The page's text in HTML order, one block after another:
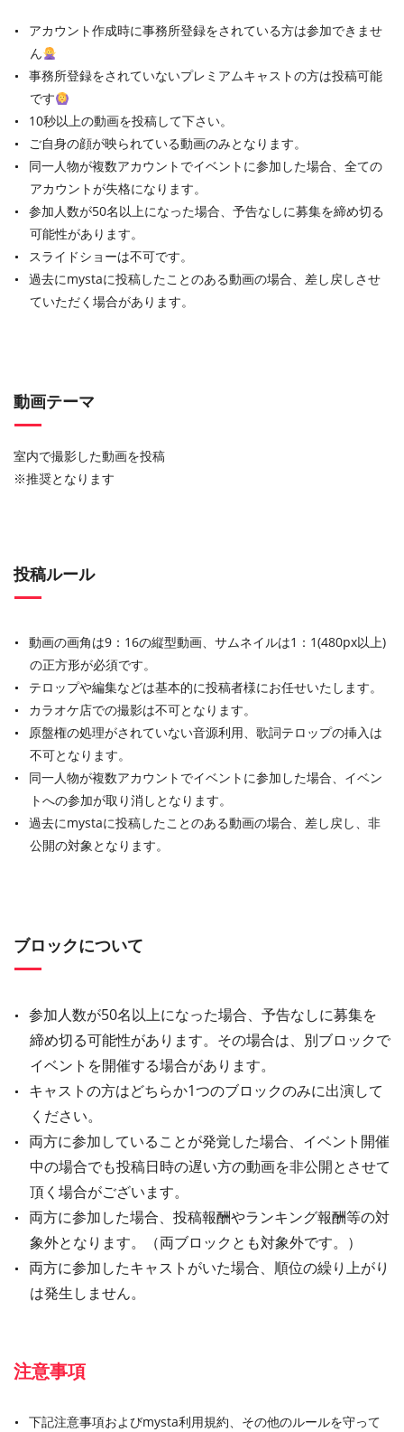
アカウント作成時に事務所登録をされている方は参加できませ
ん
事務所登録をされていないプレミアムキャストの方は投稿可能
です
10秒以上の動画を投稿して下さい。
ご自身の顔が映られている動画のみとなります。
同一人物が複数アカウントでイベントに参加した場合、全ての
アカウントが失格になります。
参加人数が50名以上になった場合、予告なしに募集を締め切る
可能性があります。
スライドショーは不可です。
過去にmystaに投稿したことのある動画の場合、差し戻しさせ
ていただく場合があります。
動画テーマ
室内で撮影した動画を投稿
※推奨となります
投稿ルール
動画の画角は9：16の縦型動画、サムネイルは1：1(480px以上)
の正方形が必須です。
テロップや編集などは基本的に投稿者様にお任せいたします。
カラオケ店での撮影は不可となります。
原盤権の処理がされていない音源利用、歌詞テロップの挿入は
不可となります。
同一人物が複数アカウントでイベントに参加した場合、イベン
トへの参加が取り消しとなります。
過去にmystaに投稿したことのある動画の場合、差し戻し、非
公開の対象となります。
ブロックについて
参加人数が50名以上になった場合、予告なしに募集を
締め切る可能性があります。その場合は、別ブロックで
イベントを開催する場合があります。
キャストの方はどちらか1つのブロックのみに出演して
ください。
両方に参加していることが発覚した場合、イベント開催
中の場合でも投稿日時の遅い方の動画を非公開とさせて
頂く場合がございます。
両方に参加した場合、投稿報酬やランキング報酬等の対
象外となります。（両ブロックとも対象外です。）
両方に参加したキャストがいた場合、順位の繰り上がり
は発生しません。
注意事項
下記注意事項およびmysta利用規約、その他のルールを守って